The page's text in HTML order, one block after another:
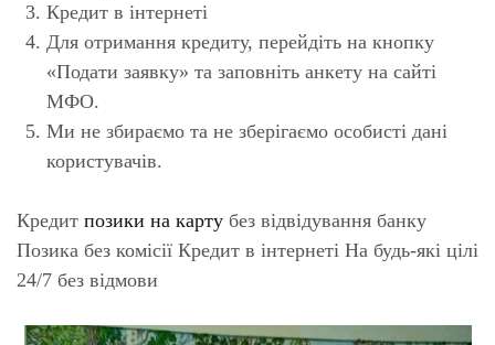
Кредит в інтернеті
Для отримання кредиту, перейдіть на кнопку
«Подати заявку» та заповніть анкету на сайті
МФО.
Ми не збираємо та не зберігаємо особисті дані
користувачів.
Кредит позики на карту без відвідування банку
Позика без комісії Кредит в інтернеті На будь-які цілі
24/7 без відмови